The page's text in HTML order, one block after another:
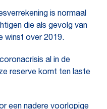
is normaal
die als gevolg van
winst over 2019.
al in de
reserve komt ten laste
een nadere voorlopige